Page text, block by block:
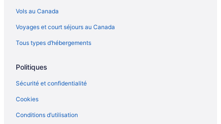
Vols au Canada
Voyages et court séjours au Canada
Tous types d’hébergements
Politiques
Sécurité et confidentialité
Cookies
Conditions d’utilisation